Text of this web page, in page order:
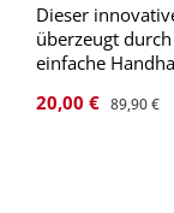
Dieser
überzeugt
einfache
Verkaufspreis:
20,00 € 89,90 €